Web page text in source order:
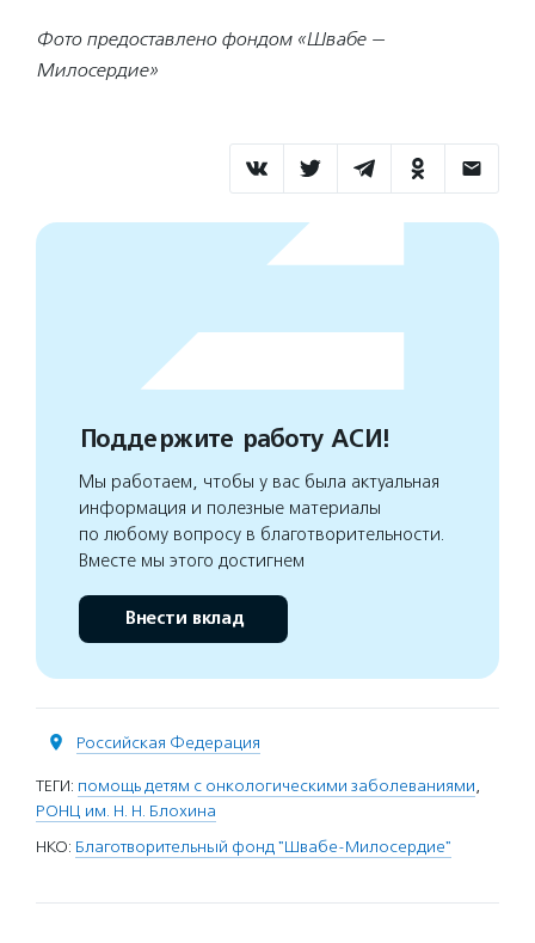
Фото предоставлено фондом «Швабе —
Милосердие»
Поддержите работу АСИ!
Мы работаем, чтобы у вас была актуальная
информация и полезные материалы
по любому вопросу в благотворительности.
Вместе мы этого достигнем
Внести вклад
Российская Федерация
ТЕГИ: помощь детям с онкологическими заболеваниями,
РОНЦ им. Н. Н. Блохина
НКО: Благотворительный фонд "Швабе-Милосердие"